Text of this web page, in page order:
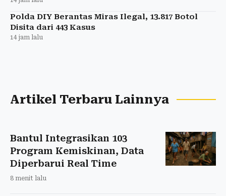
Polda DIY Berantas Miras Ilegal, 13.817 Botol
Disita dari 443 Kasus
14 jam lalu
Artikel Terbaru Lainnya
Bantul Integrasikan 103
Program Kemiskinan, Data
Diperbarui Real Time
8 menit lalu